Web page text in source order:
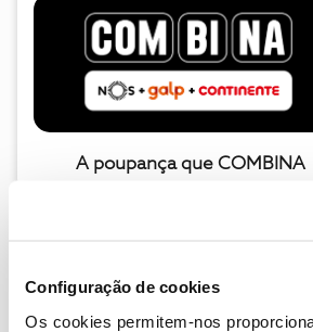
Configuração de cookies
Os cookies permitem-nos
A poupança que COMBINA